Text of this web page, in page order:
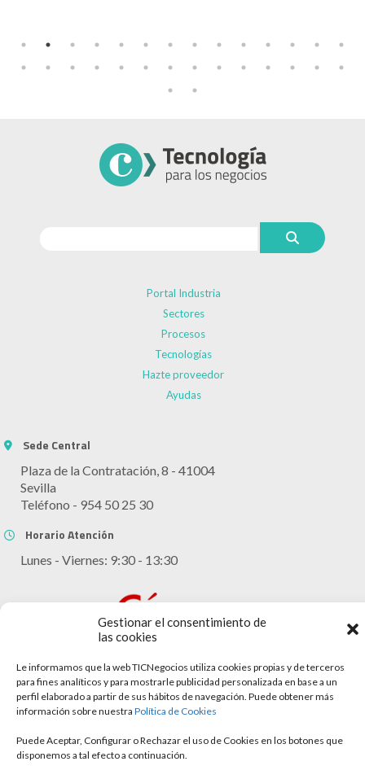
Gestionar el consentimiento de
las cookies
Le informamos que la web TICNegocios utiliza cookies propias y de terceros
para fines analíticos y para mostrarle publicidad personalizada en base a un
perfil elaborado a partir de sus hábitos de navegación. Puede obtener más
información sobre nuestra Política de Cookies
Puede Aceptar, Configurar o Rechazar el uso de Cookies en los botones que
disponemos a tal efecto a continuación.
Portal Industria
Sectores
Procesos
Tecnologías
Hazte proveedor
Ayudas
Sede Central
Plaza de la Contratación, 8 - 41004
Sevilla
Teléfono - 954 50 25 30
Horario Atención
Lunes - Viernes: 9:30 - 13:30
Aviso legal
Política de cookies